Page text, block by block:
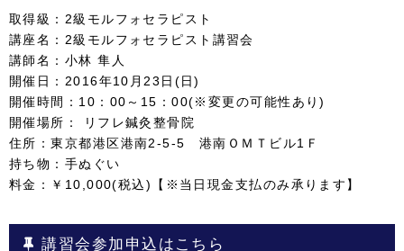
取得級：2級モルフォセラピスト
講座名：2級モルフォセラピスト講習会
講師名：小林 隼人
開催日：2016年10月23日(日)
開催時間：10：00～15：00(※変更の可能性あり)
開催場所： リフレ鍼灸整骨院
住所：東京都港区港南2-5-5 港南ＯＭＴビル1Ｆ
持ち物：手ぬぐい
料金：￥10,000(税込)【※当日現金支払のみ承ります】
講習会参加申込はこちら